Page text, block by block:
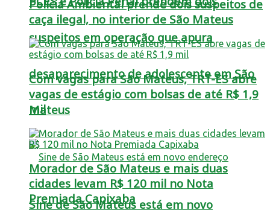
suspeitos em operação que apura
desaparecimento de adolescente em São
Mateus
Sine de São Mateus está em novo
Polícia Ambiental prende dois suspeitos de
caça ilegal, no interior de São Mateus
Com vagas para São Mateus, TRT-ES abre
vagas de estágio com bolsas de até R$ 1,9
mil
Morador de São Mateus e mais duas
cidades levam R$ 120 mil no Nota
Premiada Capixaba